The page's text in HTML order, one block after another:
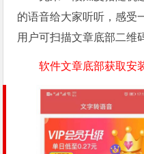
的语音给大家听听，感受
用户可扫描文章底部二维
软件文章底部获取安